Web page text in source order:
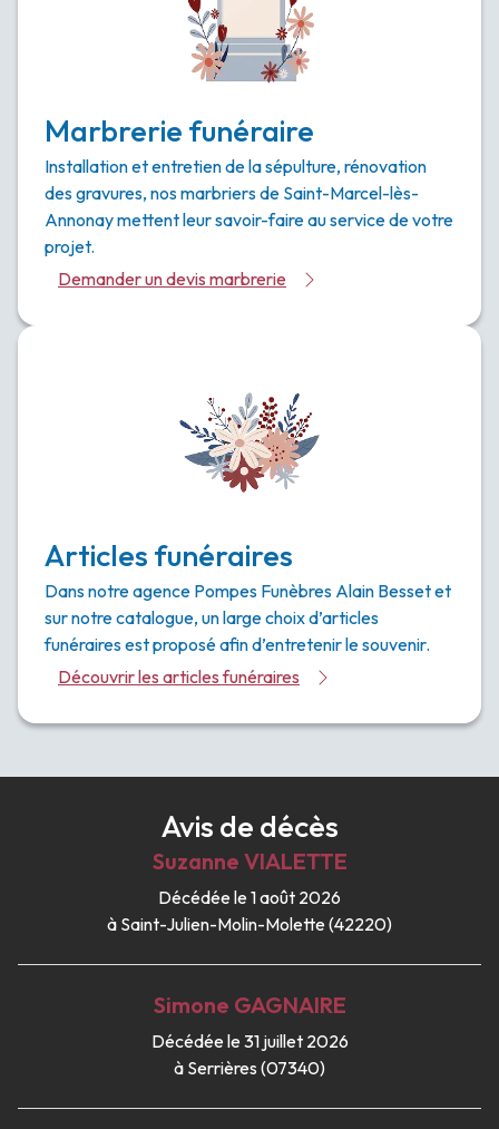
Marbrerie funéraire
Installation et entretien de la sépulture, rénovation
des gravures, nos marbriers de Saint-Marcel-lès-
Annonay mettent leur savoir-faire au service de votre
projet.
Demander un devis marbrerie
Articles funéraires
Dans notre agence Pompes Funèbres Alain Besset et
sur notre catalogue, un large choix d’articles
funéraires est proposé afin d’entretenir le souvenir.
Découvrir les articles funéraires
Avis de décès
Suzanne VIALETTE
Décédée le 1 août 2026
à Saint-Julien-Molin-Molette (42220)
Simone GAGNAIRE
Décédée le 31 juillet 2026
à Serrières (07340)